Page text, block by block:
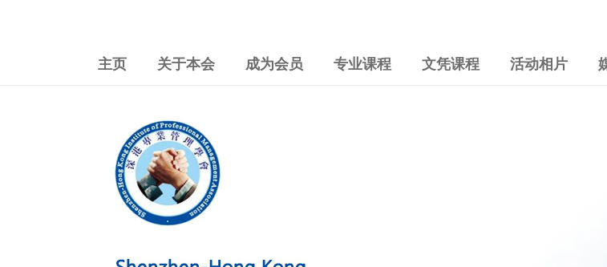
主页 关于本会 成为会员 专业课程 文凭课程 活动相片